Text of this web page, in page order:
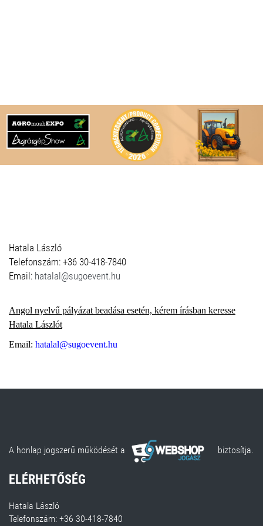
Hatala László
Telefonszám: +36 30-418-7840
Email: hatalal@sugoevent.hu
Angol nyelvű pályázat beadása esetén, kérem írásban keresse
Hatala Lászlót
Email: hatalal@sugoevent.hu
A honlap jogszerű működését a biztosítja.
ELÉRHETŐSÉG
Hatala László
Telefonszám: +36 30-418-7840